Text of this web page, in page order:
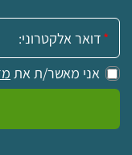
אימייל:
אני מאשר/ת את